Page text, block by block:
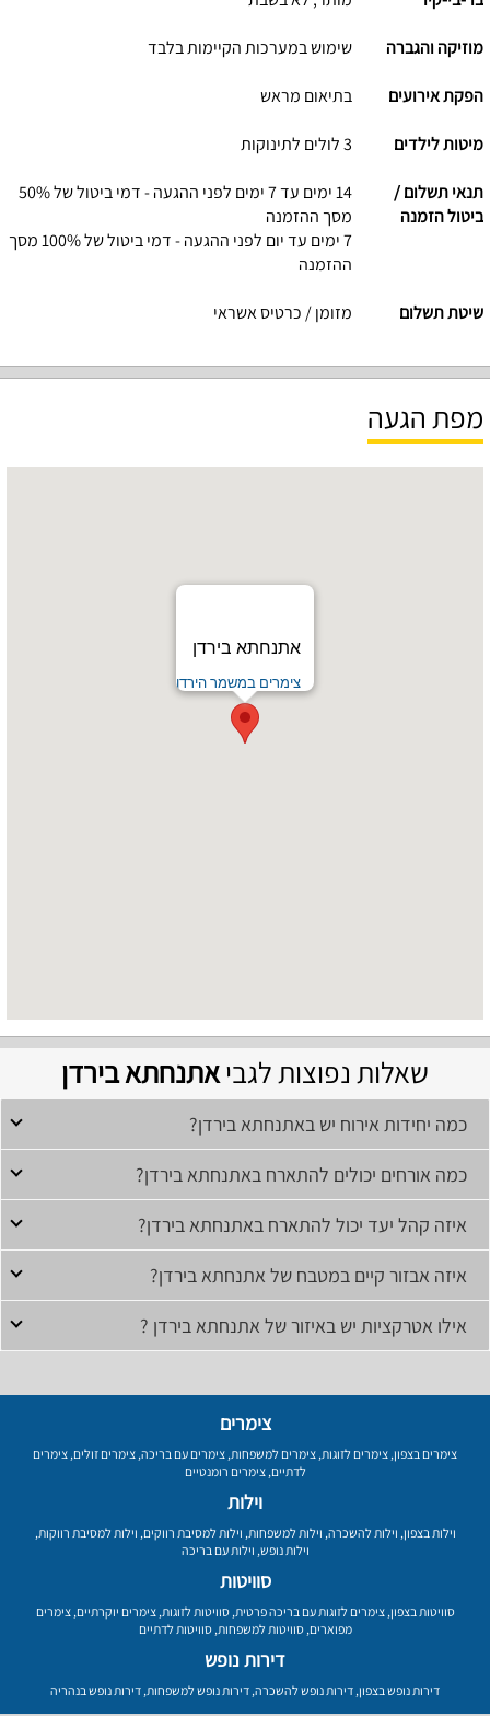
מוזיקה והגברה שימוש במערכות הקיימות בלבד
הפקת אירועים בתיאום מראש
מיטות לילדים 3 לולים לתינוקות
תנאי תשלום /
ביטול הזמנה
14 ימים עד 7 ימים לפני ההגעה - דמי ביטול של 50%
מסך ההזמנה
7 ימים עד יום לפני ההגעה - דמי ביטול של 100% מסך
ההזמנה
שיטת תשלום מזומן / כרטיס אשראי
מפת הגעה
אתנחתא בירדן
צימרים במשמר הירדן
שאלות נפוצות לגביאתנחתא בירדן
כמה יחידות אירוח יש באתנחתא בירדן?
כמה אורחים יכולים להתארח באתנחתא בירדן?
איזה קהל יעד יכול להתארח באתנחתא בירדן?
איזה אבזור קיים במטבח של אתנחתא בירדן?
אילו אטרקציות יש באיזור של אתנחתא בירדן ?
צימרים
צימרים בצפון, צימרים לזוגות, צימרים למשפחות, צימרים עם בריכה, צימרים זולים, צימרים
לדתיים,צימרים רומנטיים
וילות
וילות בצפון, וילות להשכרה, וילות למשפחות, וילות למסיבת רווקים, וילות למסיבת רווקות,
וילות נופש, וילות עם בריכה
סוויטות
סוויטות בצפון,צימרים לזוגות עם בריכה פרטית,סוויטות לזוגות,צימרים יוקרתיים,צימרים
מפוארים,סוויטות למשפחות,סוויטות לדתיים
דירות נופש
דירות נופש בצפון, דירות נופש להשכרה, דירות נופש למשפחות, דירות נופש בנהריה